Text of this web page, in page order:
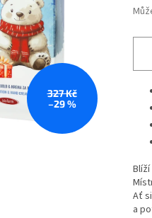
327 Kč
–29 %
Ať
a